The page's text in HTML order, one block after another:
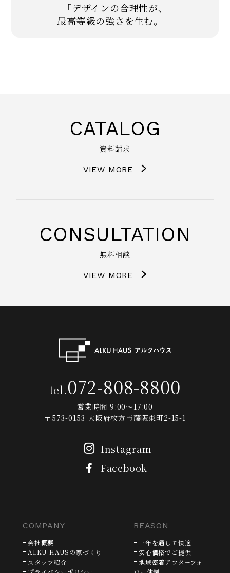
「デザインの合理性が、
最高等級の強さを生む。」
CATALOG
資料請求
VIEW MORE
CONSULTATION
無料相談
VIEW MORE
tel.072-808-8800
営業時間 9:00～17:00
〒573-0153 大阪府枚方市藤阪東町2-15-1
Instagram
Facebook
COMPANY
会社概要
ALKU HAUSの家づくり
スタッフ紹介
REASON
一年を通して快適
安心価格でご提供
地域密着アフターフォ